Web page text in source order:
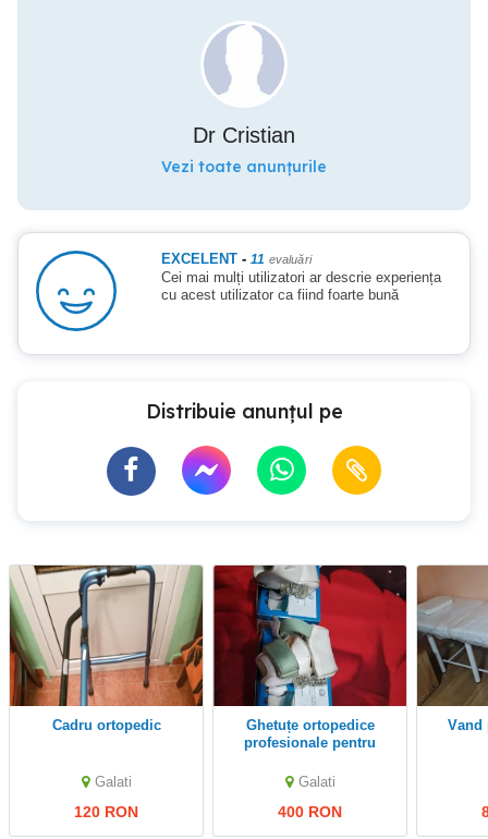
Dr Cristian
Vezi toate anunțurile
EXCELENT - 11 evaluări
Cei mai mulți utilizatori ar descrie experiența
cu acest utilizator ca fiind foarte bună
Distribuie anunțul pe
Cadru ortopedic
Galati
120 RON
Ghetuțe ortopedice
profesionale pentru
Galati
400 RON